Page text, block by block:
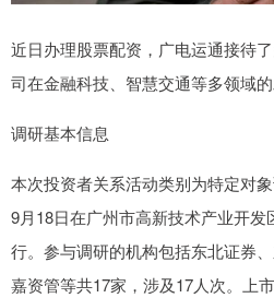
近日办理股票配资，广电运通接待
司在金融科技、智慧交通等多领域的
调研基本信息
本次投资者关系活动类别为特定对
9月18日在广州市高新技术产业开
行。参与调研的机构包括东北证券
嘉资管等共17家，涉及17人次。上